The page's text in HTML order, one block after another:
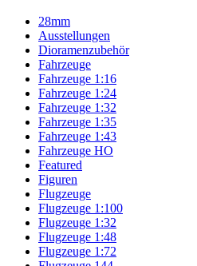
28mm
Ausstellungen
Dioramenzubehör
Fahrzeuge
Fahrzeuge 1:16
Fahrzeuge 1:24
Fahrzeuge 1:32
Fahrzeuge 1:35
Fahrzeuge 1:43
Fahrzeuge HO
Featured
Figuren
Flugzeuge
Flugzeuge 1:100
Flugzeuge 1:32
Flugzeuge 1:48
Flugzeuge 1:72